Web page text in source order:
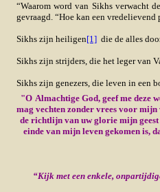
“Waarom word van Sikhs verwacht
gevraagd. “Hoe kan een vredelievend
Sikhs zijn heiligen[1]die de alles
Sikhs zijn strijders, die het leger van
Sikhs zijn genezers, die leven in een
"O Almachtige God, geef me deze
mag vechten zonder vrees voor
de richtlijn van uw glorie mijn
einde van mijn leven gekomen is,
“Kijk met een enkele,